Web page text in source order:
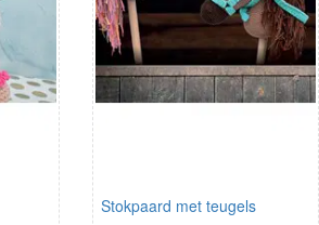
Stokpaard met teugels